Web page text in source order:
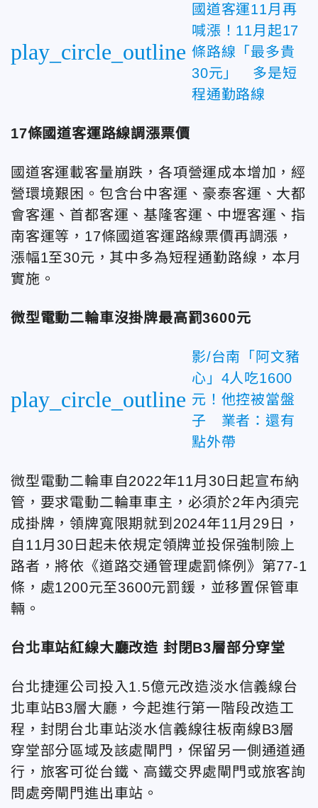
play_circle_outline
國道客運11月再
喊漲！11月起17
條路線「最多貴
30元」 多是短
程通勤路線
17條國道客運路線調漲票價
國道客運載客量崩跌，各項營運成本增加，經
營環境艱困。包含台中客運、豪泰客運、大都
會客運、首都客運、基隆客運、中壢客運、指
南客運等，17條國道客運路線票價再調漲，
漲幅1至30元，其中多為短程通勤路線，本月
實施。
微型電動二輪車沒掛牌最高罰3600元
play_circle_outline
影/台南「阿文豬
心」4人吃1600
元！他控被當盤
子 業者：還有
點外帶
微型電動二輪車自2022年11月30日起宣布納
管，要求電動二輪車車主，必須於2年內須完
成掛牌，領牌寬限期就到2024年11月29日，
自11月30日起未依規定領牌並投保強制險上
路者，將依《道路交通管理處罰條例》第77-1
條，處1200元至3600元罰鍰，並移置保管車
輛。
台北車站紅線大廳改造 封閉B3層部分穿堂
台北捷運公司投入1.5億元改造淡水信義線台
北車站B3層大廳，今起進行第一階段改造工
程，封閉台北車站淡水信義線往板南線B3層
穿堂部分區域及該處閘門，保留另一側通道通
行，旅客可從台鐵、高鐵交界處閘門或旅客詢
問處旁閘門進出車站。